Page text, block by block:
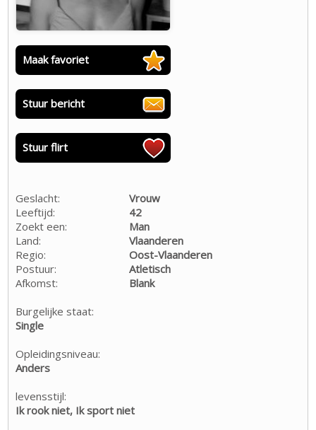
Maak favoriet
Stuur bericht
Stuur flirt
Geslacht:
Vrouw
Leeftijd:
42
Zoekt een:
Man
Land:
Vlaanderen
Regio:
Oost-Vlaanderen
Postuur:
Atletisch
Afkomst:
Blank
Burgelijke staat:
Single
Opleidingsniveau:
Anders
levensstijl:
Ik rook niet, Ik sport niet